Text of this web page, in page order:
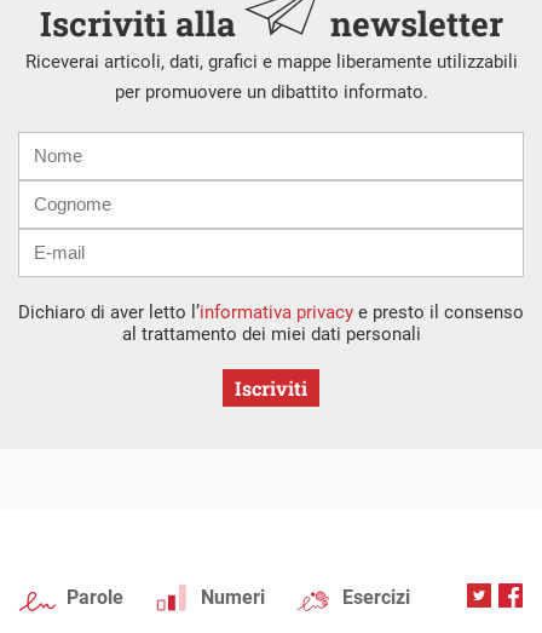
Iscriviti alla newsletter
Riceverai articoli, dati, grafici e mappe liberamente utilizzabili
per promuovere un dibattito informato.
mail
Dichiaro di aver letto l’informativa privacy e presto il consenso
al trattamento dei miei dati personali
Iscriviti
Parole Numeri Esercizi